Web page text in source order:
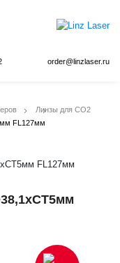
order@linzlaser.ru
Линзы для СО2
FL127мм